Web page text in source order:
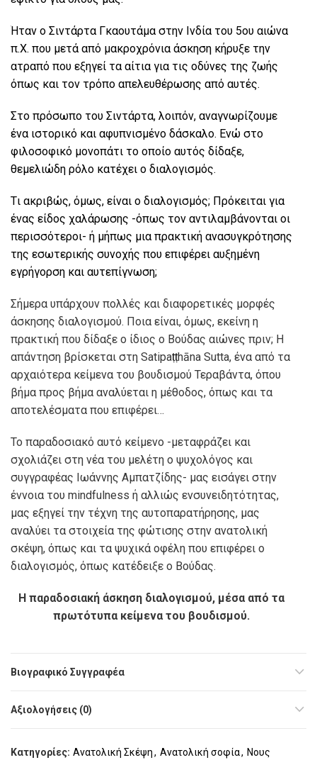
Ήταν ο Σιντάρτα Γκαουτάμα στην Ινδία του 5ου αιώνα
π.Χ. που μετά από μακροχρόνια άσκηση κήρυξε την
ατραπό που εξηγεί τα αίτια για τις οδύνες της ζωής
όπως και τον τρόπο απελευθέρωσης από αυτές.
Στο πρόσωπο του Σιντάρτα, λοιπόν, αναγνωρίζουμε
ένα ιστορικό και αφυπνισμένο δάσκαλο. Eνώ στο
φιλοσοφικό μονοπάτι το οποίο αυτός δίδαξε,
θεμελιώδη ρόλο κατέχει ο διαλογισμός.
Tι ακριβώς, όμως, είναι ο διαλογισμός; Πρόκειται για
ένας είδος χαλάρωσης -όπως τον αντιλαμβάνονται οι
περισσότεροι- ή μήπως μια πρακτική ανασυγκρότησης
της εσωτερικής συνοχής που επιφέρει αυξημένη
εγρήγορση και αυτεπίγνωση;
Σήμερα υπάρχουν πολλές και διαφορετικές μορφές
άσκησης διαλογισμού. Ποια είναι, όμως, εκείνη η
πρακτική που δίδαξε ο ίδιος ο Βούδας αιώνες πριν; Η
απάντηση βρίσκεται στη Satipaṭṭhāna Sutta, ένα από τα
αρχαιότερα κείμενα του βουδισμού Τεραβάντα, όπου
βήμα προς βήμα αναλύεται η μέθοδος, όπως και τα
αποτελέσματα που επιφέρει…
Το παραδοσιακό αυτό κείμενο -μεταφράζει και
σχολιάζει στη νέα του μελέτη ο ψυχολόγος και
συγγραφέας Ιωάννης Αμπατζίδης- μας εισάγει στην
έννοια του mindfulness ή αλλιώς ενσυνειδητότητας,
μας εξηγεί την τέχνη της αυτοπαρατήρησης, μας
αναλύει τα στοιχεία της φώτισης στην ανατολική
σκέψη, όπως και τα ψυχικά οφέλη που επιφέρει ο
διαλογισμός, όπως κατέδειξε ο Βούδας.
Η παραδοσιακή άσκηση διαλογισμού, μέσα από τα
πρωτότυπα κείμενα του βουδισμού.
Βιογραφικό Συγγραφέα
Αξιολογήσεις (0)
Κατηγορίες: Ανατολική Σκέψη, Ανατολική σοφία, Νους